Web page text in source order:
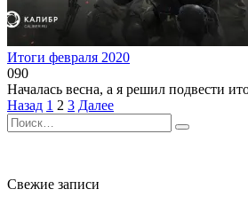
Итоги февраля 2020
090
Началась весна, а я решил подвести
Пагинация
записей
Назад 1 2 3 Далее
Search
for:
Свежие записи